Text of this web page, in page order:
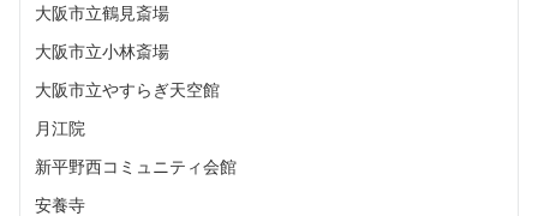
大阪市立鶴見斎場
大阪市立小林斎場
大阪市立やすらぎ天空館
月江院
新平野西コミュニティ会館
安養寺